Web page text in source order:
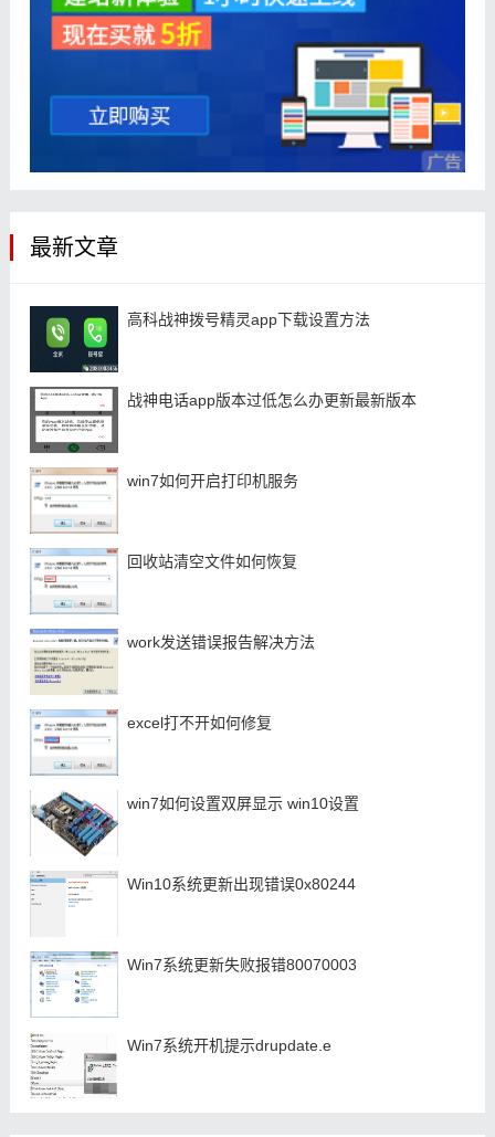
最新文章
高科战神拨号精灵app下载设置方法
战神电话app版本过低怎么办更新最新版本
win7如何开启打印机服务
回收站清空文件如何恢复
work发送错误报告解决方法
excel打不开如何修复
win7如何设置双屏显示 win10设置
Win10系统更新出现错误0x80244
Win7系统更新失败报错80070003
Win7系统开机提示drupdate.e